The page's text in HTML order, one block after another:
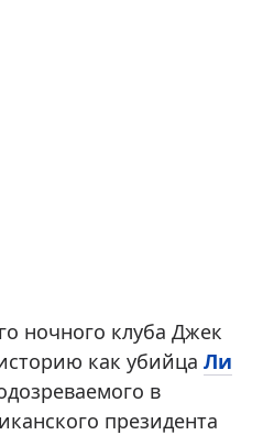
ночного клуба Джек
как убийца Ли
в
президента